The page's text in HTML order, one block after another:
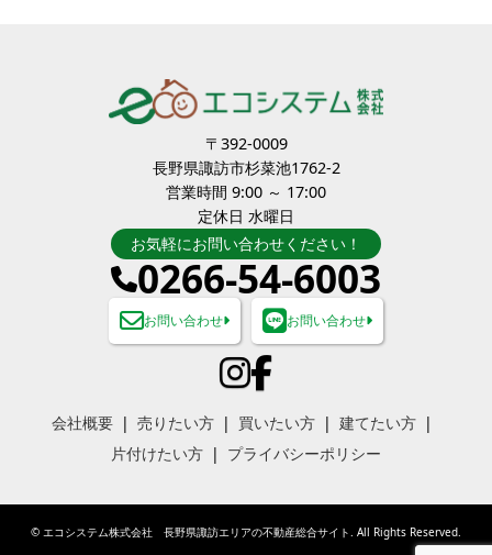
〒392-0009
長野県諏訪市杉菜池1762-2
営業時間 9:00 ～ 17:00
定休日 水曜日
お気軽にお問い合わせください！
0266-54-6003
お問い合わせ お問い合わせ
会社概要 売りたい方 買いたい方
建てたい方
片付けたい方
プライバシーポリシー
© エコシステム株式会社 長野県諏訪エリアの不動産総合サイト. All Rights Reserved.